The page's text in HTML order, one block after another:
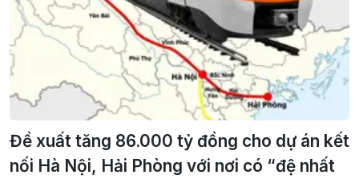
Đề xuất tăng 86.000 tỷ đồng cho dự án kết
nối Hà Nội, Hải Phòng với nơi có “đệ nhất